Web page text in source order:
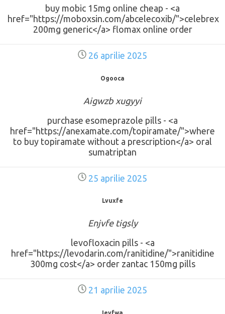
buy mobic 15mg online cheap - <a
href="https://moboxsin.com/abcelecoxib/">celebrex
200mg generic</a> flomax online order
26 aprilie 2025
Ogooca
Aigwzb xugyyi
purchase esomeprazole pills - <a
href="https://anexamate.com/topiramate/">where
to buy topiramate without a prescription</a> oral
sumatriptan
25 aprilie 2025
Lvuxfe
Enjvfe tigsly
levofloxacin pills - <a
href="https://levodarin.com/ranitidine/">ranitidine
300mg cost</a> order zantac 150mg pills
21 aprilie 2025